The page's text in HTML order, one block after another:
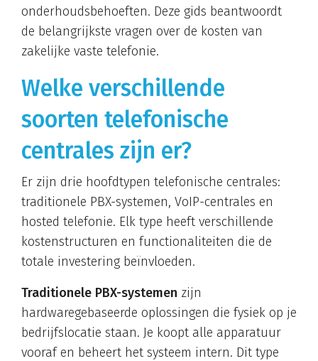
onderhoudsbehoeften. Deze gids beantwoordt
de belangrijkste vragen over de kosten van
zakelijke vaste telefonie.
Welke verschillende
soorten telefonische
centrales zijn er?
Er zijn drie hoofdtypen telefonische centrales:
traditionele PBX-systemen, VoIP-centrales en
hosted telefonie. Elk type heeft verschillende
kostenstructuren en functionaliteiten die de
totale investering beïnvloeden.
Traditionele PBX-systemen zijn
hardwaregebaseerde oplossingen die fysiek op je
bedrijfslocatie staan. Je koopt alle apparatuur
vooraf en beheert het systeem intern. Dit type